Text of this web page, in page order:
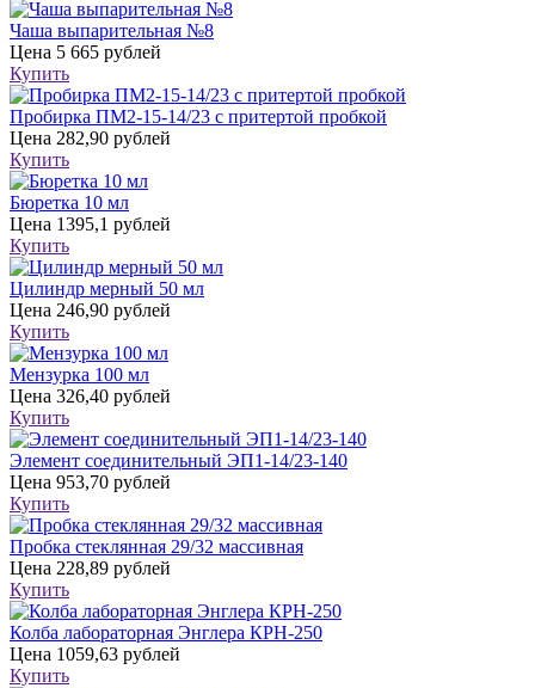
Чаша выпарительная №8
Цена 5 665 рублей
Купить
Пробирка ПМ2-15-14/23 с притертой пробкой
Цена 282,90 рублей
Купить
Бюретка 10 мл
Цена 1395,1 рублей
Купить
Цилиндр мерный 50 мл
Цена 246,90 рублей
Купить
Мензурка 100 мл
Цена 326,40 рублей
Купить
Элемент соединительный ЭП1-14/23-140
Цена 953,70 рублей
Купить
Пробка стеклянная 29/32 массивная
Цена 228,89 рублей
Купить
Колба лабораторная Энглера КРН-250
Цена 1059,63 рублей
Купить